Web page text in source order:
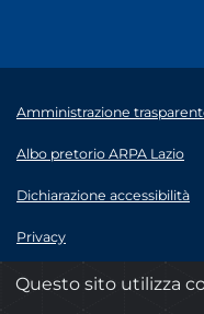
Amministrazione
Albo pretorio ARPA Lazio
Dichiarazione accessibilità
Privacy
Note legali
Questo sito utilizza